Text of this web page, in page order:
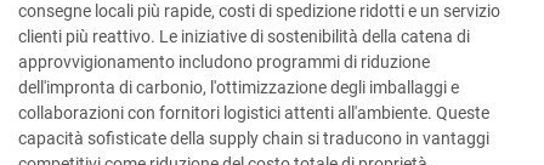
consegne locali più rapide, costi di spedizione ridotti e un servizio
clienti più reattivo. Le iniziative di sostenibilità della catena di
approvvigionamento includono programmi di riduzione
dell'impronta di carbonio, l'ottimizzazione degli imballaggi e
collaborazioni con fornitori logistici attenti all'ambiente. Queste
capacità sofisticate della supply chain si traducono in vantaggi